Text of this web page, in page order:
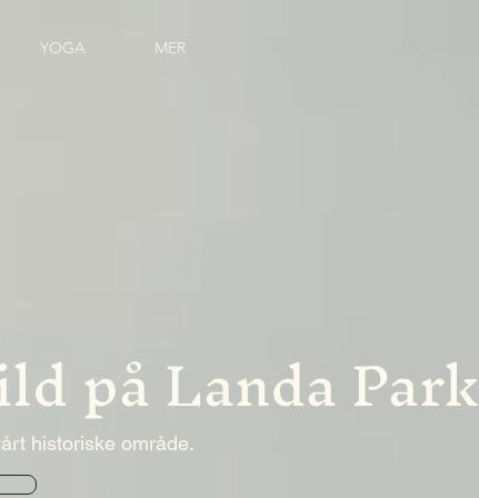
YOGA MER
på Landa Park
historiske område.